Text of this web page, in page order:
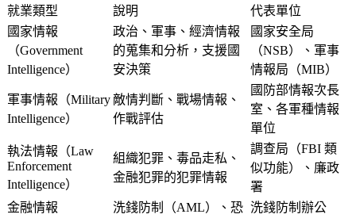
就業類型
說明
代表單位
國家情報
（Government
Intelligence）
政治、軍事、經濟情報
的蒐集和分析，支援國
安決策
國家安全局
（NSB）、軍事
情報局（MIB）
軍事情報（Military
Intelligence）
敵情判斷、戰場情報、
作戰評估
國防部情報次長
室、各軍種情報
單位
執法情報（Law
Enforcement
Intelligence）
組織犯罪、毒品走私、
金融犯罪的犯罪情報
調查局（FBI 類
似功能）、廉政
署
金融情報
洗錢防制（AML）、恐 洗錢防制辦公